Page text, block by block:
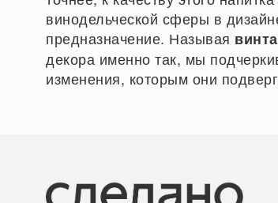
винодельческой сферы в
предназначение. Называя
декора именно так, мы
изменения, которым они